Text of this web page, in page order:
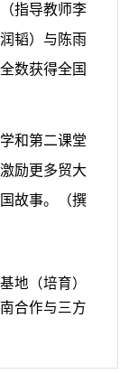
指导教师李
韬）与陈雨
数获得全国
和第二课堂
励更多贸大
故事。
（撰
地（培育）
合作与三方